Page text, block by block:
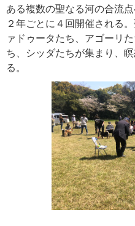
ある複数の聖なる河の合流
２年ごとに４回開催される
ァドゥータたち、アゴーリ
ち、シッダたちが集まり、
る。